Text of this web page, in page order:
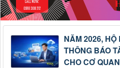
NĂM 2026,
THÔNG BÁO
CHO CƠ